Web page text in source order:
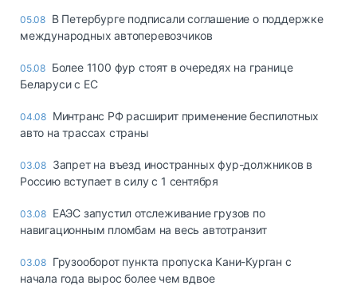
05.08 В Петербурге подписали соглашение о поддержке
международных автоперевозчиков
05.08 Более 1100 фур стоят в очередях на границе
Беларуси с ЕС
04.08 Минтранс РФ расширит применение беспилотных
авто на трассах страны
03.08 Запрет на въезд иностранных фур-должников в
Россию вступает в силу с 1 сентября
03.08 ЕАЭС запустил отслеживание грузов по
навигационным пломбам на весь автотранзит
03.08 Грузооборот пункта пропуска Кани-Курган с
начала года вырос более чем вдвое